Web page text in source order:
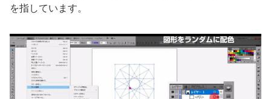
を指しています。